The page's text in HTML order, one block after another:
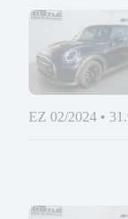
EZ 02/2024 •